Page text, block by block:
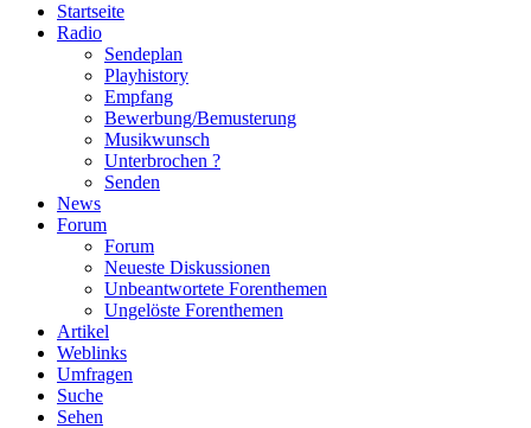
Startseite
Radio
Sendeplan
Playhistory
Empfang
Bewerbung/Bemusterung
Musikwunsch
Unterbrochen ?
Senden
News
Forum
Forum
Neueste Diskussionen
Unbeantwortete Forenthemen
Ungelöste Forenthemen
Artikel
Weblinks
Umfragen
Suche
Sehen